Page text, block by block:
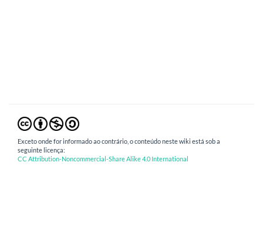
Exceto onde for informado ao contrário, o conteúdo neste wiki está sob a
seguinte licença:
CC Attribution-Noncommercial-Share Alike 4.0 International